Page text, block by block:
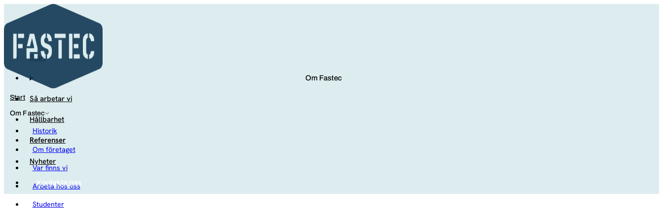
Start
Om Fastec
Historik
Om företaget
Var finns vi
Arbeta hos oss
Studenter
Start
Om Fastec
Så arbetar vi
Hållbarhet
Referenser
Nyheter
Kontakta oss